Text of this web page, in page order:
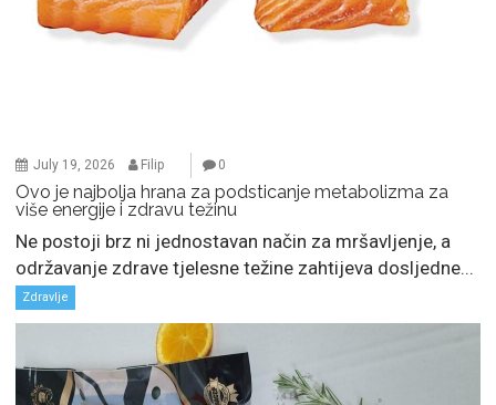
July 19, 2026 Filip 0
Ovo je najbolja hrana za podsticanje metabolizma za
više energije i zdravu težinu
Ne postoji brz ni jednostavan način za mršavljenje, a
održavanje zdrave tjelesne težine zahtijeva dosljedne...
Zdravlje